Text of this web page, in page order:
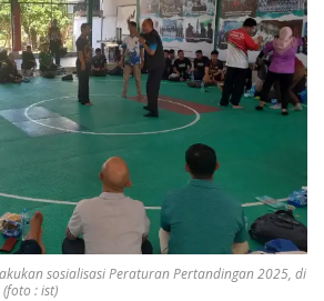
sosialisasi Peraturan Pertandingan 2025, di
: ist)